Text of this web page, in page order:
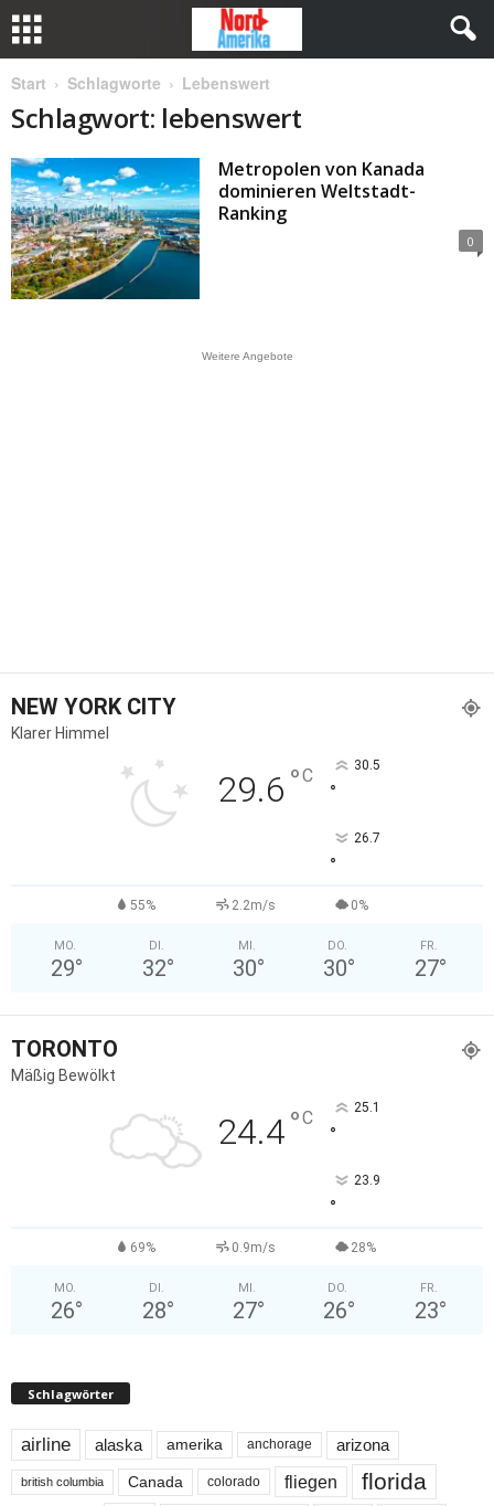
Start Schlagworte Lebenswert
Schlagwort: lebenswert
Metropolen von Kanada
dominieren Weltstadt-
Ranking
0
Weitere Angebote
NEW YORK CITY
Klarer Himmel
29.6 °C 30.5
°
26.7
°
55% 2.2m/s 0%
MO.
29°
DI.
32°
MI.
30°
DO.
30°
FR.
27°
TORONTO
Mäßig Bewölkt
24.4°C 25.1
°
23.9
°
69% 0.9m/s 28%
MO.
26°
DI.
28°
MI.
27°
DO.
26°
FR.
23°
Schlagwörter
airline alaska amerika anchorage arizona
british columbia Canada colorado fliegen florida